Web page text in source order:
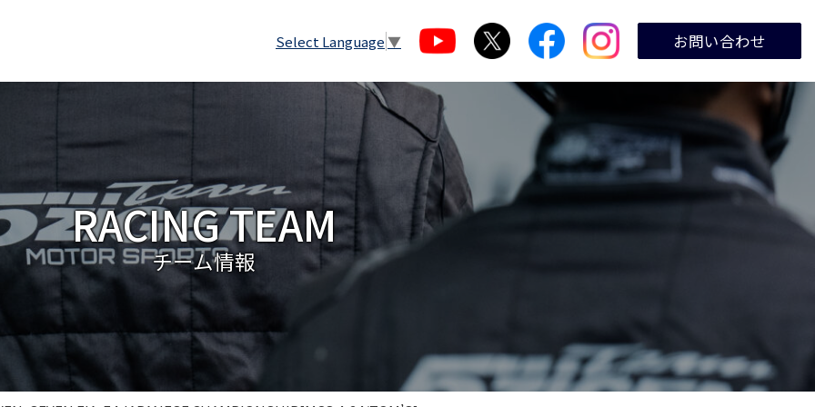
Select Language ▼ お問い合わせ
RACING TEAM
チーム情報